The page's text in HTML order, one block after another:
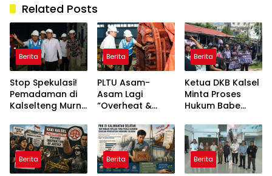
Related Posts
Berita
Stop Spekulasi!
Pemadaman di
Kalselteng Murni
Stok Batu Bara
Dipastikan Aman!
Berita
PLTU Asam-
Asam Lagi
“Overheat &
Dikebut “Fixing”
Biar Kalsel Nggak
Makin Mati
Lampu!
Berita
Ketua DKB Kalsel
Minta Proses
Hukum Babe
Berjalan Objektif,
Tanpa Intervensi
Aksi
Berita Berita Berita